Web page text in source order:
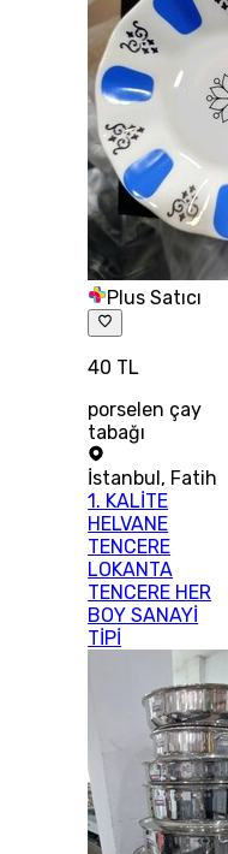
Plus Satıcı
40 TL
porselen çay
tabağı
İstanbul, Fatih
1. KALİTE
HELVANE
TENCERE
LOKANTA
TENCERE HER
BOY SANAYİ
TİPİ